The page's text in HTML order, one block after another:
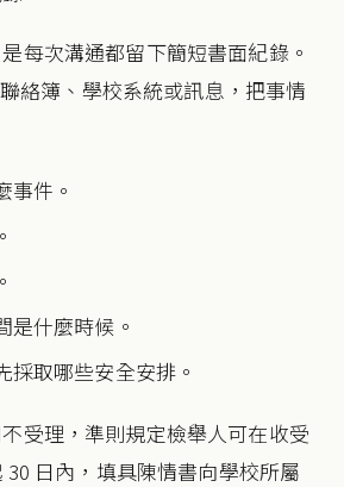
每次溝通都留下簡短書面紀錄。
絡簿、學校系統或訊息，把事情
事件。
是什麼時候。
採取哪些安全安排。
受理，準則規定檢舉人可在收受
日內，填具陳情書向學校所屬